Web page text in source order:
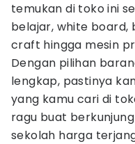
temukan di toko ini
belajar, white
craft hingga mesin
Dengan pilihan
lengkap, pastinya
yang kamu cari di
ragu buat
sekolah harga